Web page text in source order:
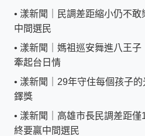
• 漾新聞｜民調差距縮小仍不
中間選民
• 漾新聞｜媽祖巡安舞進八王
牽起台日情
• 漾新聞｜29年守住每個孩子
鐸獎
• 漾新聞｜高雄市長民調差距
終要贏中間選民